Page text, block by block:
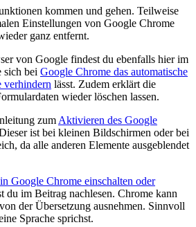
kommen und gehen. Teilweise
Einstellungen von Google Chrome
ganz entfernt.
von Google findest du ebenfalls hier im
sich bei Google Chrome das automatische
verhindern lässt. Zudem erklärt die
wieder löschen lassen.
zum Aktivieren des Google
ist bei kleinen Bildschirmen oder bei
da alle anderen Elemente ausgeblendet
Google Chrome einschalten oder
du im Beitrag nachlesen. Chrome kann
der Übersetzung ausnehmen. Sinnvoll
Sprache sprichst.